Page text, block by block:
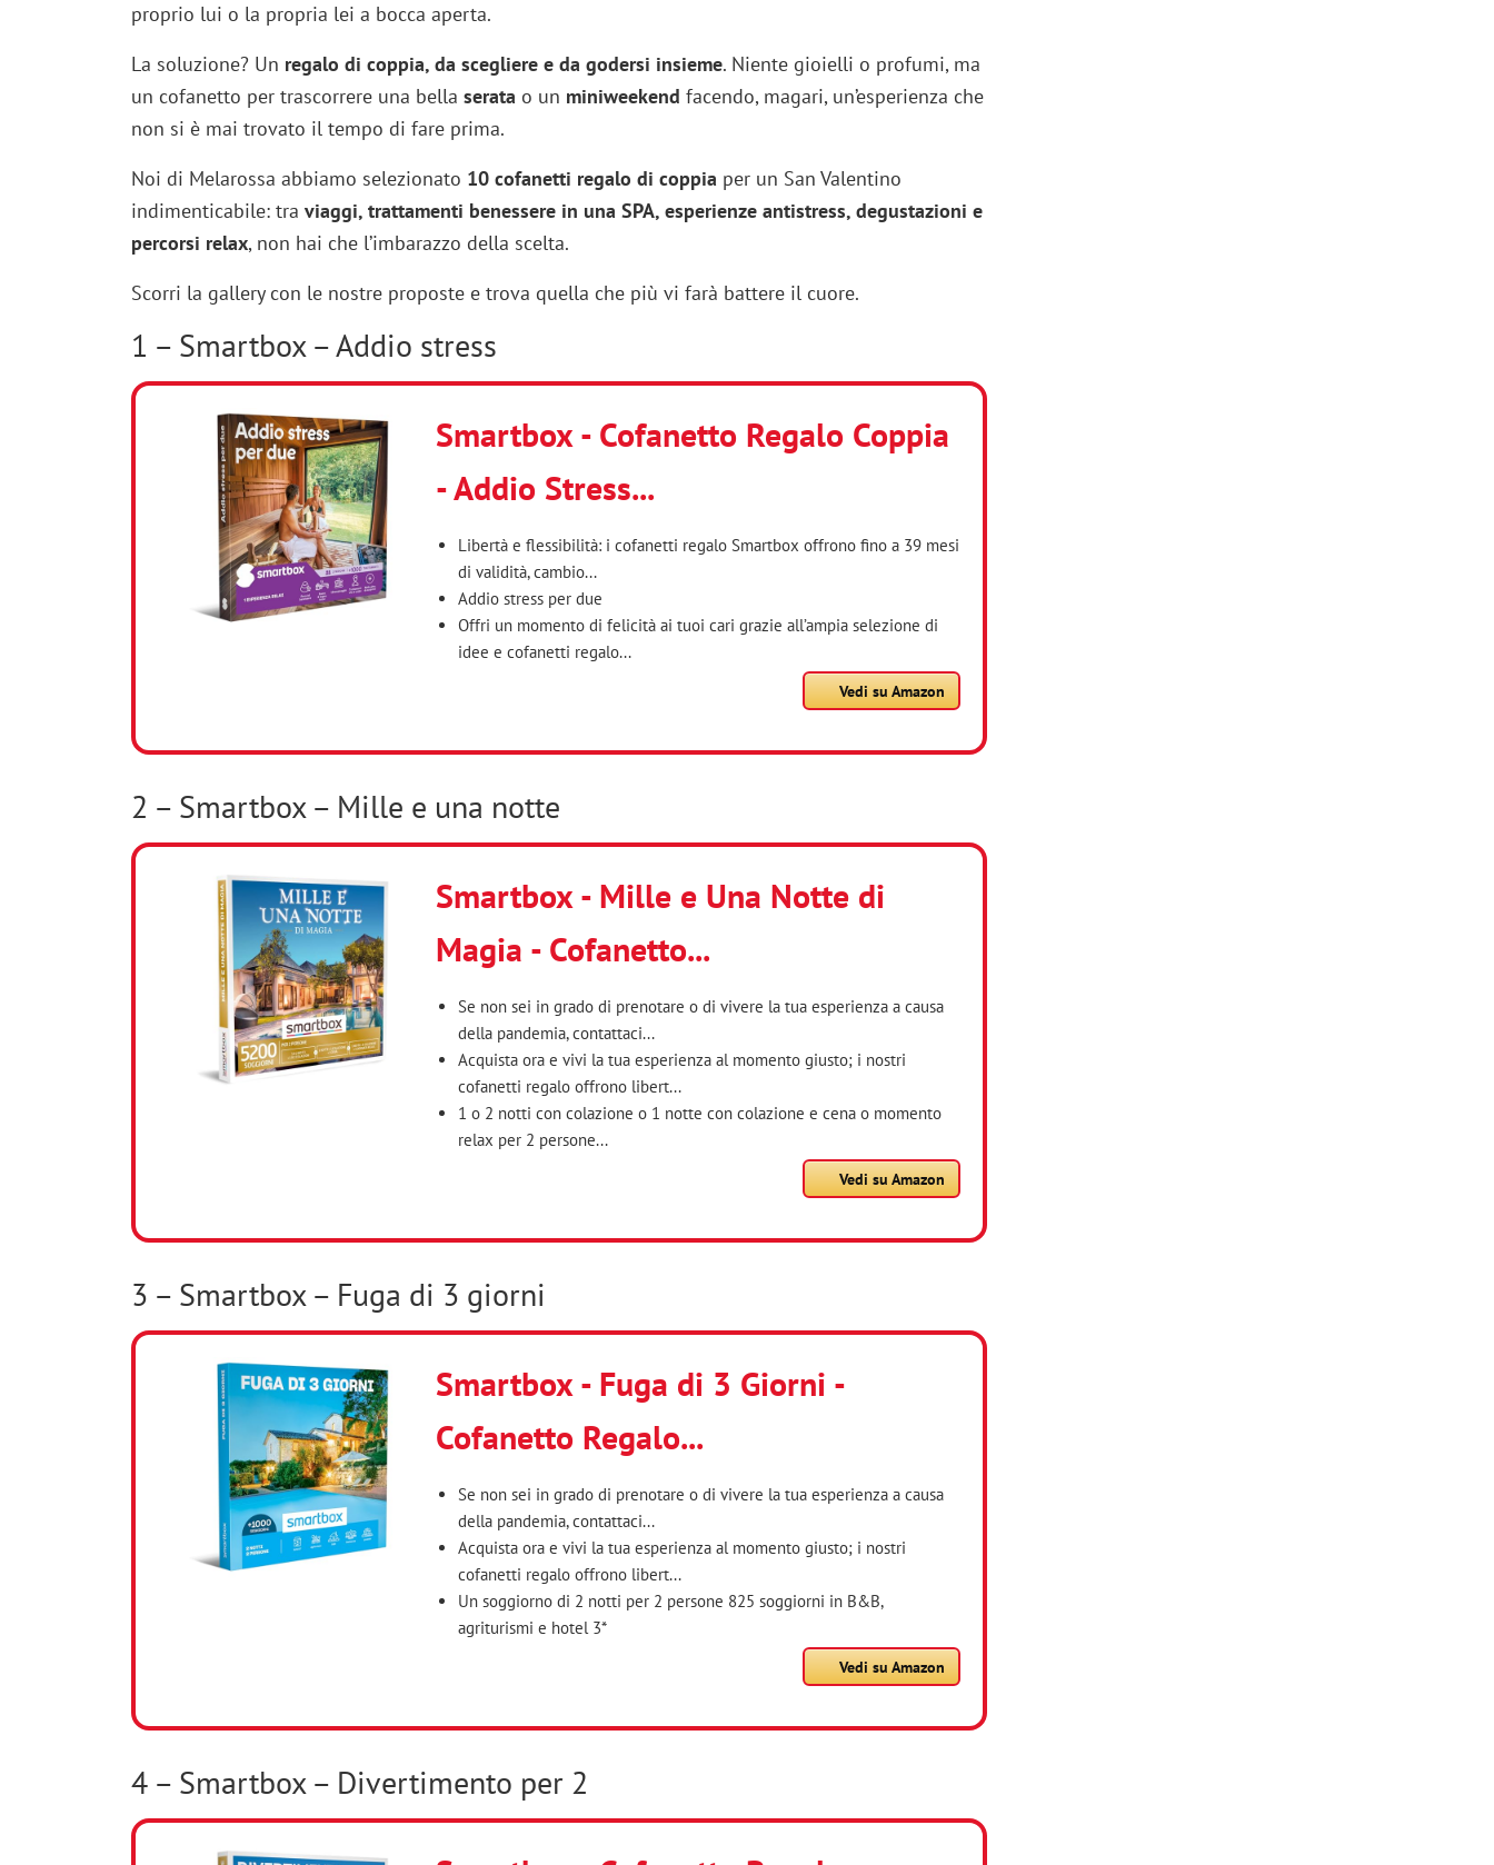
proprio lui o la propria lei a bocca aperta.
La soluzione? Un regalo di coppia, da scegliere e da godersi insieme. Niente gioielli o profumi, ma
un cofanetto per trascorrere una bella serata o un miniweekend facendo, magari, un’esperienza che
non si è mai trovato il tempo di fare prima.
Noi di Melarossa abbiamo selezionato 10 cofanetti regalo di coppia per un San Valentino
indimenticabile: tra viaggi, trattamenti benessere in una SPA, esperienze antistress, degustazioni e
percorsi relax, non hai che l’imbarazzo della scelta.
Scorri la gallery con le nostre proposte e trova quella che più vi farà battere il cuore.
1 – Smartbox – Addio stress
Smartbox - Cofanetto Regalo Coppia
- Addio Stress...
Libertà e flessibilità: i cofanetti regalo Smartbox offrono fino a 39 mesi
di validità, cambio...
Addio stress per due
Offri un momento di felicità ai tuoi cari grazie all’ampia selezione di
idee e cofanetti regalo...
Vedi su Amazon
2 – Smartbox – Mille e una notte
Smartbox - Mille e Una Notte di
Magia - Cofanetto...
Se non sei in grado di prenotare o di vivere la tua esperienza a causa
della pandemia, contattaci...
Acquista ora e vivi la tua esperienza al momento giusto; i nostri
cofanetti regalo offrono libert...
1 o 2 notti con colazione o 1 notte con colazione e cena o momento
relax per 2 persone...
Vedi su Amazon
3 – Smartbox – Fuga di 3 giorni
Smartbox - Fuga di 3 Giorni -
Cofanetto Regalo...
Se non sei in grado di prenotare o di vivere la tua esperienza a causa
della pandemia, contattaci...
Acquista ora e vivi la tua esperienza al momento giusto; i nostri
cofanetti regalo offrono libert...
Un soggiorno di 2 notti per 2 persone 825 soggiorni in B&B,
agriturismi e hotel 3*
Vedi su Amazon
4 – Smartbox – Divertimento per 2